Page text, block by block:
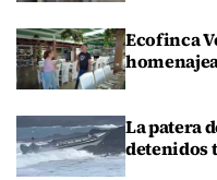
Ecofinca
La patera
detenidos